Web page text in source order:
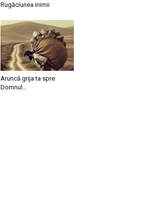
Rugăciunea inimii
Aruncă grija ta spre
Domnul…